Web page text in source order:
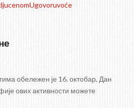
обележен је 16. октобар, Дан
ових активности можете